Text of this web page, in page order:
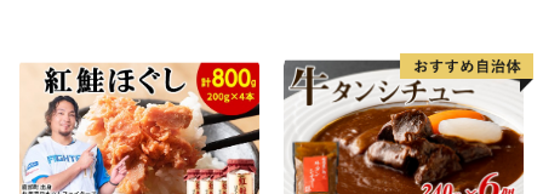
ー ギフト お取り寄せ 日高市